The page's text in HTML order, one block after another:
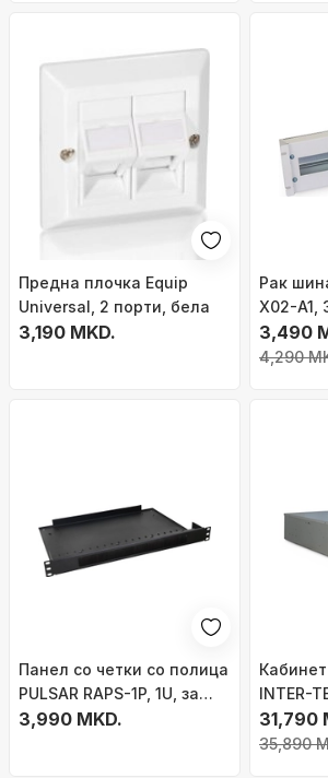
Предна плочка Equip
Universal, 2 порти, бела
3,190 MKD.
Рак
X02-A1,
19",
3,490
4,290
Панел со четки со полица
PULSAR RAPS-1P, 1U, за
RACK 19\" кабинет, црн
3,990 MKD.
INTER-
за rack,
31,790
35,890